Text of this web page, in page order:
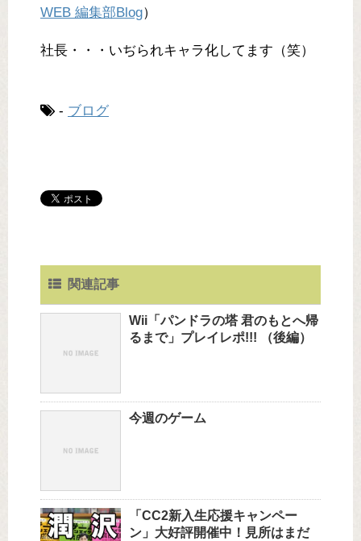
WEB 編集部Blog）
社長・・・いぢられキャラ化してます（笑）
- ブログ
関連記事
Wii「パンドラの塔 君のもとへ帰
るまで」プレイレポ!!! （後編）
今週のゲーム
「CC2新入生応援キャンペー
ン」大好評開催中！見所はまだ